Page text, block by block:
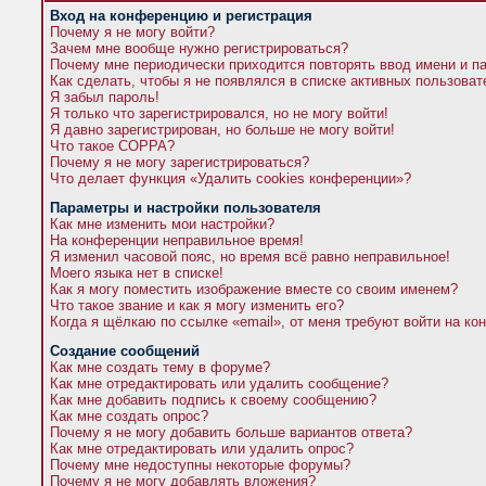
Вход на конференцию и регистрация
Почему я не могу войти?
Зачем мне вообще нужно регистрироваться?
Почему мне периодически приходится повторять ввод имени и
Как сделать, чтобы я не появлялся в списке активных
Я забыл пароль!
Я только что зарегистрировался, но не могу войти!
Я давно зарегистрирован, но больше не могу войти!
Что такое COPPA?
Почему я не могу зарегистрироваться?
Что делает функция «Удалить cookies конференции»?
Параметры и настройки пользователя
Как мне изменить мои настройки?
На конференции неправильное время!
Я изменил часовой пояс, но время всё равно неправильное!
Моего языка нет в списке!
Как я могу поместить изображение вместе со своим именем?
Что такое звание и как я могу изменить его?
Когда я щёлкаю по ссылке «email», от меня требуют войти на
Создание сообщений
Как мне создать тему в форуме?
Как мне отредактировать или удалить сообщение?
Как мне добавить подпись к своему сообщению?
Как мне создать опрос?
Почему я не могу добавить больше вариантов ответа?
Как мне отредактировать или удалить опрос?
Почему мне недоступны некоторые форумы?
Почему я не могу добавлять вложения?